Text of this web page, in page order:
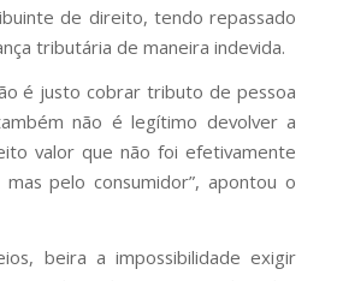
de direito, tendo repassado
tributária de maneira indevida.
é justo cobrar tributo de pessoa
não é legítimo devolver a
valor que não foi efetivamente
pelo consumidor”, apontou o
beira a impossibilidade exigir